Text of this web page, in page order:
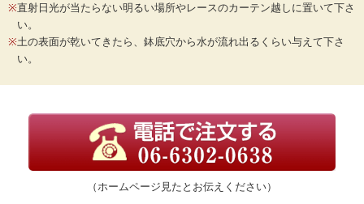
※直射日光が当たらない明るい場所やレースのカーテン越しに置いて下さ
い。
※土の表面が乾いてきたら、鉢底穴から水が流れ出るくらい与えて下さ
い。
（ホームページ見たとお伝えください）